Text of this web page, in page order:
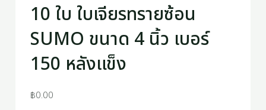
10 ใบ ใบเจียรทรายซ้อน
SUMO ขนาด 4 นิ้ว เบอร์
150 หลังแข็ง
฿0.00